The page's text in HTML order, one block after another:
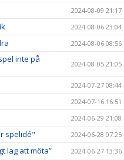
2024-08-09 21:17
2024-08-06 23:04
2024-08-06 08:56
inte på
2024-08-05 21:05
2024-07-27 08:44
2024-07-16 16:51
2024-06-29 21:08
spelidé" 2024-06-28 07:25
lag att möta” 2024-06-27 13:36